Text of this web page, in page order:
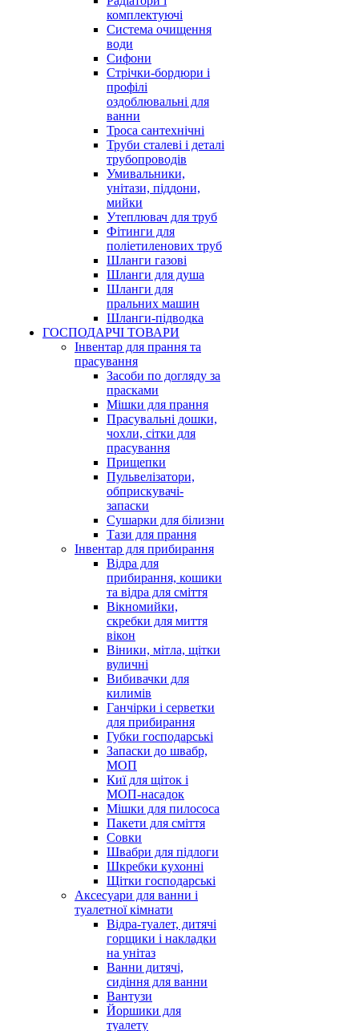
комплектуючі
Система очищення
води
Сифони
Стрічки-бордюри і
профілі
оздоблювальні для
ванни
Троса сантехнічні
Труби сталеві і деталі
трубопроводів
Умивальники,
унітази, піддони,
мийки
Утеплювач для труб
Фітинги для
поліетиленових труб
Шланги газові
Шланги для душа
Шланги для
пральних машин
Шланги-підводка
ГОСПОДАРЧІ ТОВАРИ
Інвентар для прання та
прасування
Засоби по догляду за
прасками
Мішки для прання
Прасувальні дошки,
чохли, сітки для
прасування
Прищепки
Пульвелізатори,
обприскувачі-
запаски
Сушарки для білизни
Тази для прання
Інвентар для прибирання
Відра для
прибирання, кошики
та відра для сміття
Вікномийки,
скребки для миття
вікон
Віники, мітла, щітки
вуличні
Вибивачки для
килимів
Ганчірки і серветки
для прибирання
Губки господарські
Запаски до швабр,
МОП
Киї для щіток і
МОП-насадок
Мішки для пилососа
Пакети для сміття
Совки
Швабри для підлоги
Шкребки кухонні
Щітки господарські
Аксесуари для ванни і
туалетної кімнати
Відра-туалет, дитячі
горщики і накладки
на унітаз
Ванни дитячі,
сидіння для ванни
Вантузи
Йоршики для
туалету